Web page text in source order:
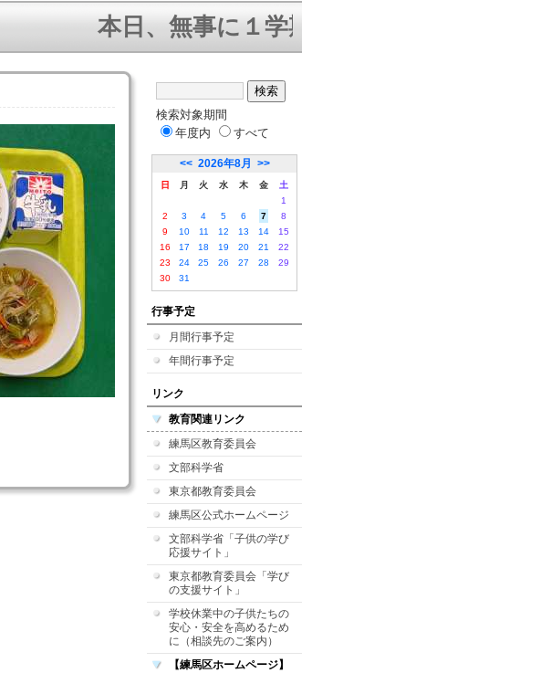
本日、無事に１学期終業式を迎えるこ
検索対象期間
年度内
すべて
<< 2026年8月 >>
日 月 火 水 木 金
土
1
2
3 4 5 6 7
8
9
10 11 12 13 14
15
16
17 18 19 20 21
22
23
24 25 26 27 28
29
30
31
行事予定
月間行事予定
年間行事予定
リンク
教育関連リンク
練馬区教育委員会
文部科学省
東京都教育委員会
練馬区公式ホームページ
文部科学省「子供の学び
応援サイト」
東京都教育委員会「学び
の支援サイト」
学校休業中の子供たちの
安心・安全を高めるため
に（相談先のご案内）
【練馬区ホームページ】